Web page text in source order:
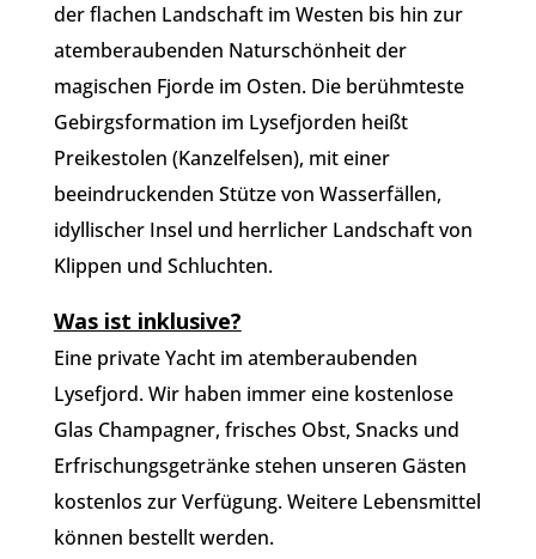
der flachen Landschaft im Westen bis hin zur
atemberaubenden Naturschönheit der
magischen Fjorde im Osten. Die berühmteste
Gebirgsformation im Lysefjorden heißt
Preikestolen (Kanzelfelsen), mit einer
beeindruckenden Stütze von Wasserfällen,
idyllischer Insel und herrlicher Landschaft von
Klippen und Schluchten.
Was ist inklusive?
Eine private Yacht im atemberaubenden
Lysefjord. Wir haben immer eine kostenlose
Glas Champagner, frisches Obst, Snacks und
Erfrischungsgetränke stehen unseren Gästen
kostenlos zur Verfügung. Weitere Lebensmittel
können bestellt werden.